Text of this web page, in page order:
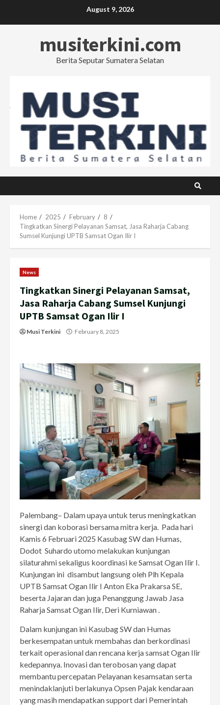
August 9, 2026
musiterkini.com
Berita Seputar Sumatera Selatan
Home 2025 February
8
Tingkatkan Sinergi Pelayanan Samsat, Jasa Raharja Cabang
Sumsel Kunjungi UPTB Samsat Ogan Ilir I
News
Tingkatkan Sinergi Pelayanan Samsat,
Jasa Raharja Cabang Sumsel Kunjungi
UPTB Samsat Ogan Ilir I
Musi Terkini February 8, 2025
Palembang– Dalam upaya untuk terus meningkatkan
sinergi dan koborasi bersama mitra kerja. Pada hari
Kamis 6 Februari 2025 Kasubag SW dan Humas,
Dodot Suhardo utomo melakukan kunjungan
silaturahmi sekaligus koordinasi ke Samsat Ogan Ilir I.
Kunjungan ini disambut langsung oleh Plh Kepala
UPTB Samsat Ogan Ilir I Anton Eka Prakarsa SE,
beserta Jajaran dan juga Penanggung Jawab Jasa
Raharja Samsat Ogan Ilir, Deri Kurniawan .
Dalam kunjungan ini Kasubag SW dan Humas
berkesempatan untuk membahas dan berkordinasi
terkait operasional dan rencana kerja samsat Ogan Ilir
kedepannya. Inovasi dan terobosan yang dapat
membantu percepatan Pelayanan kesamsatan serta
menindaklanjuti berlakunya Opsen Pajak kendaraan
yang masih mendapatkan support dari Pemerintah